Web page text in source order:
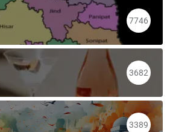
7746
3682
3389